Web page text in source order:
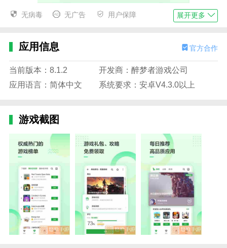
豌豆荚无广告版体验
1.走在豌豆荚无广告版APP里给你提供了更多的资源。
你可以随时从这里下载软件。
无病毒 无广告 用户保障 展开更多
应用信息 官方合作
当前版本：8.1.2
开发商：醉梦者游戏公司
应用语言：简体中文
系统要求：安卓V4.3.0以上
游戏截图